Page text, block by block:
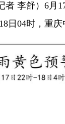
者 李舒）6
日04时，重